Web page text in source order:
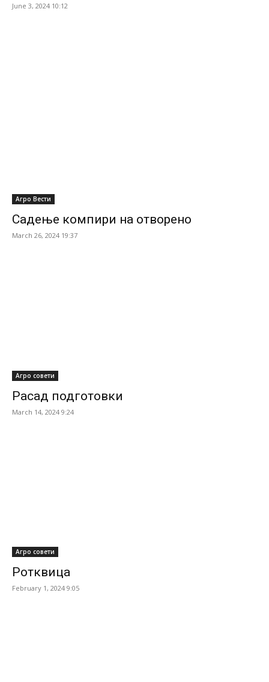
June 3, 2024 10:12
Агро Вести
Садење компири на отворено
March 26, 2024 19:37
Агро совети
Расад подготовки
March 14, 2024 9:24
Агро совети
Ротквица
February 1, 2024 9:05